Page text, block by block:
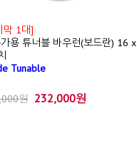
막 1대]
용 튜너블 바우런(보드란) 16 x
Tunable
원 232,000원